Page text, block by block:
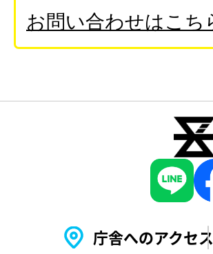
お問い合わせはこち
庁舎へのアクセス